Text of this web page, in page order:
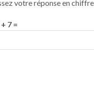
votre réponse en
7 =